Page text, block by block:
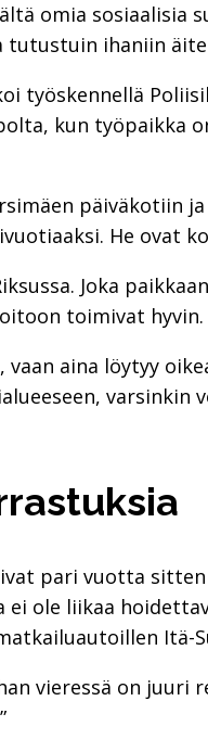
omia sosiaalisia
ihaniin
työskennellä
kun työpaikka
päiväkotiin
He ovat
Joka
toimivat hyvin.
aina löytyy
pari vuotta
ei ole liikaa
Itä-
vieressä on